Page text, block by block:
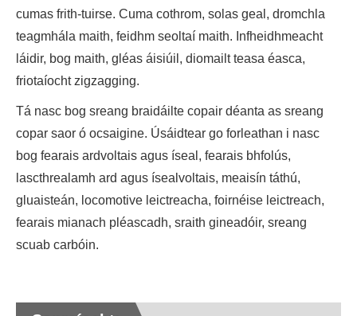
cumas frith-tuirse. Cuma cothrom, solas geal, dromchla
teagmhála maith, feidhm seoltaí maith. Infheidhmeacht
láidir, bog maith, gléas áisiúil, diomailt teasa éasca,
friotaíocht zigzagging.
Tá nasc bog sreang braidáilte copair déanta as sreang
copar saor ó ocsaigine. Úsáidtear go forleathan i nasc
bog fearais ardvoltais agus íseal, fearais bhfolús,
lascthrealamh ard agus ísealvoltais, meaisín táthú,
gluaisteán, locomotive leictreacha, foirnéise leictreach,
fearais mianach pléascadh, sraith gineadóir, sreang
scuab carbóin.